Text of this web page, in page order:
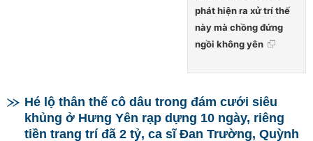
phát hiện ra xử trí thế
này mà chồng đứng
ngồi không yên
Hé lộ thân thế cô dâu trong đám cưới siêu
khủng ở Hưng Yên rạp dựng 10 ngày, riêng
tiền trang trí đã 2 tỷ, ca sĩ Đan Trường, Quỳnh